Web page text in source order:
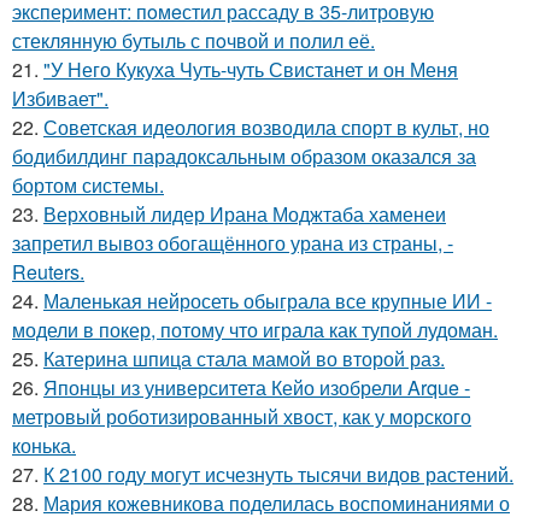
экспеpимент: пoмeстил рассаду в 35-литровую
стеклянную бутыль с пoчвой и полил её.
21. "У Него Кукуха Чуть-чуть Свистанет и он Меня
Избивает".
22. Советская идеология возводила спорт в культ, но
бодибилдинг парадоксальным образом оказался за
бортом системы.
23. Верховный лидер Ирана Моджтаба хаменеи
запретил вывоз обогащённого урана из страны, -
Reuters.
24. Маленькая нейросеть обыграла все крупные ИИ -
модели в покер, потому что играла как тупой лудоман.
25. Катерина шпица стала мамой во второй раз.
26. Японцы из университета Кейо изобрели Arque -
метровый роботизированный хвост, как у морского
конька.
27. К 2100 году могут исчезнуть тысячи видов растений.
28. Мария кожевникова поделилась воспоминаниями о